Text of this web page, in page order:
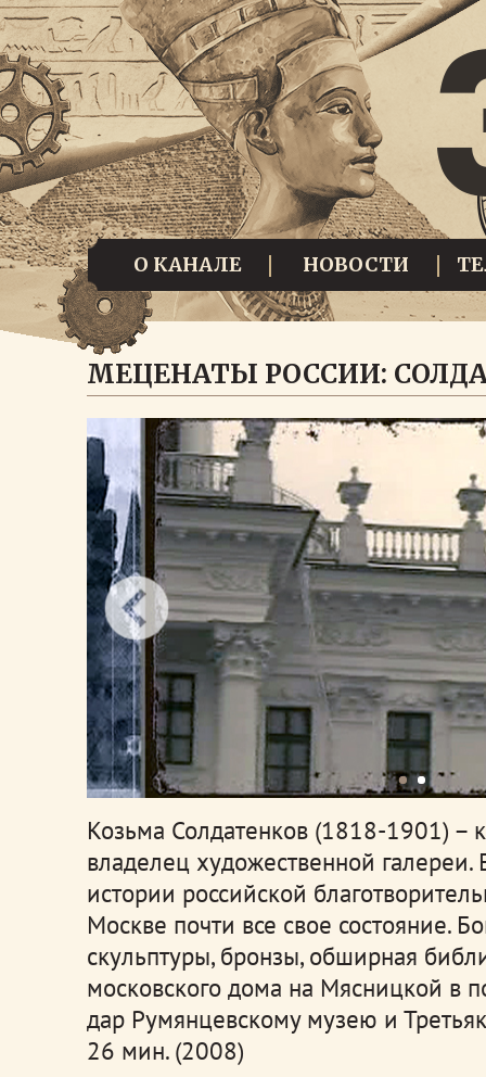
О КАНАЛЕ НОВОСТИ
МЕЦЕНАТЫ РОССИИ:
Козьма Солдатенков (1818-1901) –
владелец художественной галереи.
истории российской
Москве почти все свое состояние.
скульптуры, бронзы, обширная
московского дома на Мясницкой в
дар Румянцевскому музею и
26 мин. (2008)